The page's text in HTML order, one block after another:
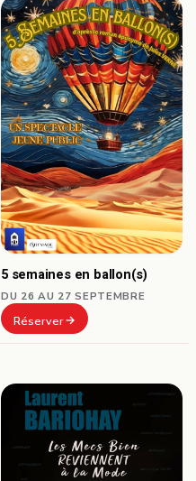
5 semaines en ballon(s)
DU 26 AU 27 SEPTEMBRE
Réserver